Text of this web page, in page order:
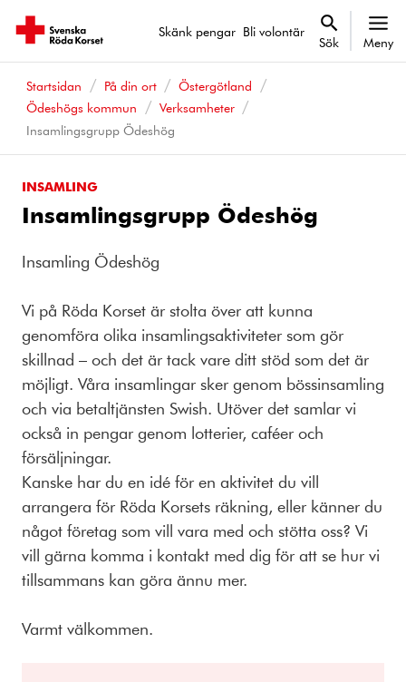
Skänk pengar Bli volontär
Sök Meny
Startsidan På din ort
Östergötland
Ödeshögs kommun
Verksamheter
Insamlingsgrupp Ödeshög
INSAMLING
Insamlingsgrupp Ödeshög
Insamling Ödeshög
Vi på Röda Korset är stolta över att kunna
genomföra olika insamlingsaktiviteter som gör
skillnad – och det är tack vare ditt stöd som det är
möjligt. Våra insamlingar sker genom bössinsamling
och via betaltjänsten Swish. Utöver det samlar vi
också in pengar genom lotterier, caféer och
försäljningar.
Kanske har du en idé för en aktivitet du vill
arrangera för Röda Korsets räkning, eller känner du
något företag som vill vara med och stötta oss? Vi
vill gärna komma i kontakt med dig för att se hur vi
tillsammans kan göra ännu mer.
Varmt välkommen.